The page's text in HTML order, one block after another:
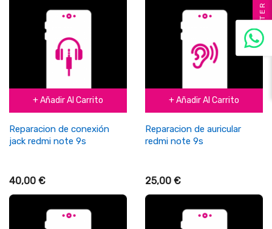
+ Añadir Al Carrito
Reparacion de conexión
jack redmi note 9s
40,00 €
+ Añadir Al Carrito
Reparacion de auricular
redmi note 9s
25,00 €
FILTER